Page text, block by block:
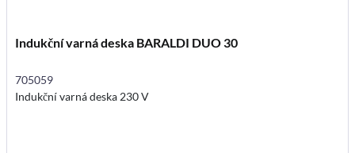
Indukční varná deska BARALDI DUO 30
705059
Indukční varná deska 230 V